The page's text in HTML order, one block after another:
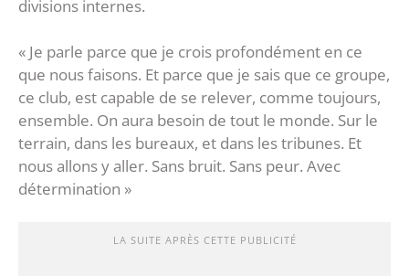
divisions internes.
« Je parle parce que je crois profondément en ce
que nous faisons. Et parce que je sais que ce groupe,
ce club, est capable de se relever, comme toujours,
ensemble. On aura besoin de tout le monde. Sur le
terrain, dans les bureaux, et dans les tribunes. Et
nous allons y aller. Sans bruit. Sans peur. Avec
détermination »
LA SUITE APRÈS CETTE PUBLICITÉ